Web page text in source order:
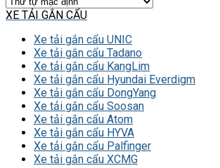
XE TẢI GẮN CẨU
Xe tải gắn cẩu UNIC
Xe tải gắn cẩu Tadano
Xe tải gắn cẩu KangLim
Xe tải gắn cẩu Hyundai Everdigm
Xe tải gắn cẩu DongYang
Xe tải gắn cẩu Soosan
Xe tải gắn cẩu Atom
Xe tải gắn cẩu HYVA
Xe tải gắn cẩu Palfinger
Xe tải gắn cẩu XCMG